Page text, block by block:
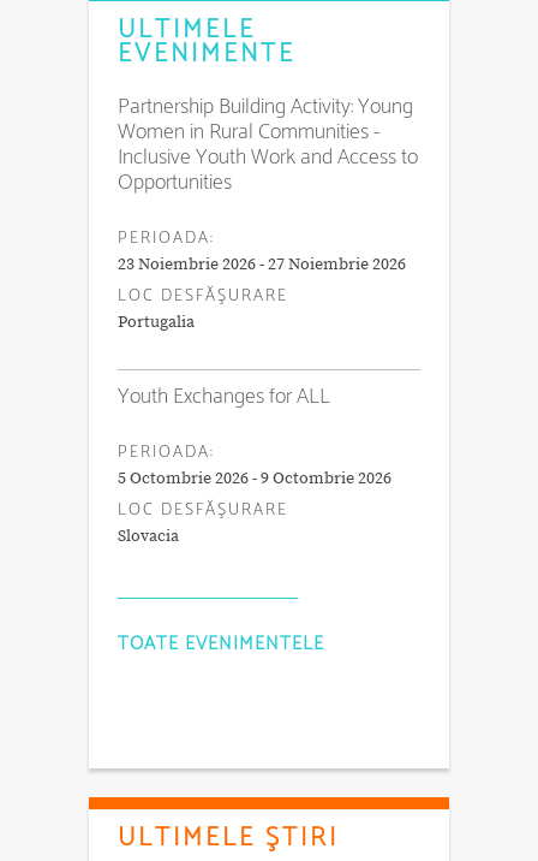
ULTIMELE
EVENIMENTE
Partnership Building Activity: Young
Women in Rural Communities -
Inclusive Youth Work and Access to
Opportunities
PERIOADA:
23 Noiembrie 2026 - 27 Noiembrie 2026
LOC DESFĂŞURARE
Portugalia
Youth Exchanges for ALL
PERIOADA:
5 Octombrie 2026 - 9 Octombrie 2026
LOC DESFĂŞURARE
Slovacia
TOATE EVENIMENTELE
ULTIMELE ŞTIRI